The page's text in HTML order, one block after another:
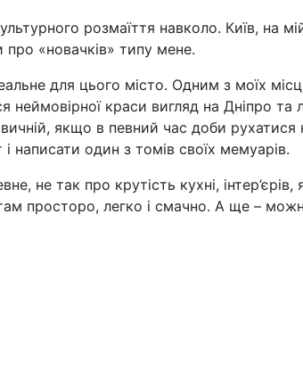
розмаїття навколо. Київ, на
«новачків» типу мене.
для цього місто. Одним з моїх
краси вигляд на Дніпро та
якщо в певний час доби
написати один з томів своїх мемуарів.
не так про крутість кухні,
просторо, легко і смачно. А ще –